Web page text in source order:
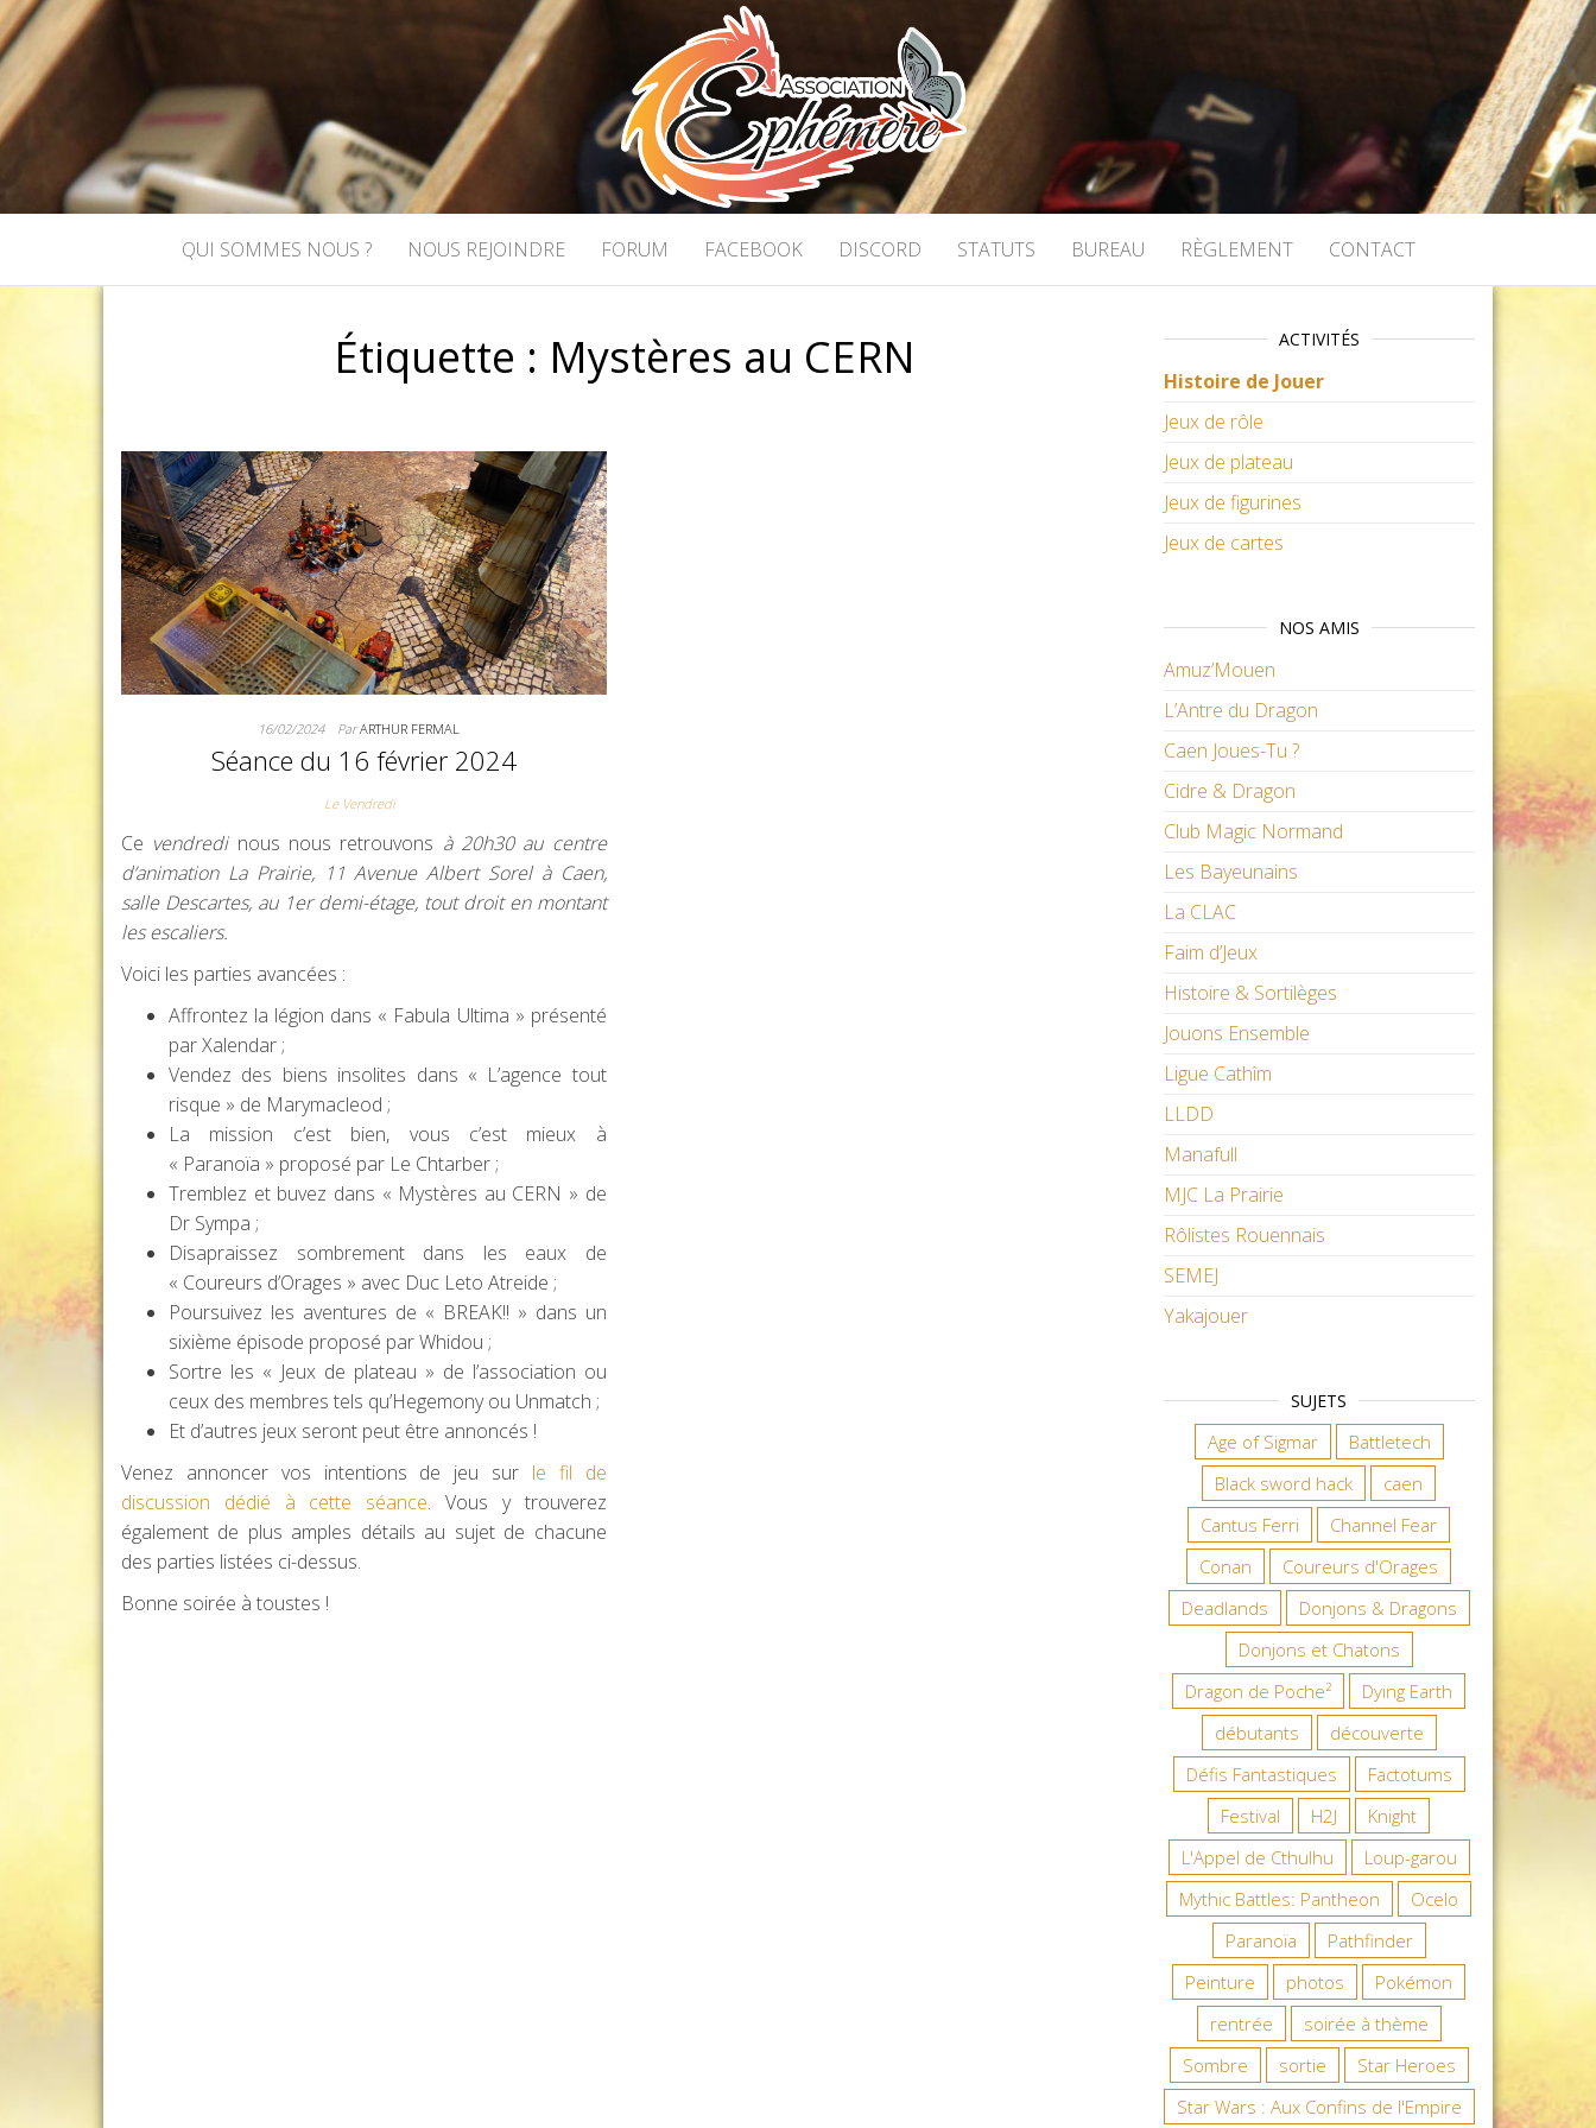
ASSOCIATION ÉPHÉMÈRE
QUI SOMMES NOUS ? NOUS REJOINDRE FORUM FACEBOOK DISCORD STATUTS BUREAU RÈGLEMENT CONTACT
Étiquette : Mystères au CERN
16/02/2024 ParARTHUR FERMAL
Séance du 16 février 2024
Le Vendredi
Ce vendredi nous nous retrouvons à 20h30 au centre
d’animation La Prairie, 11 Avenue Albert Sorel à Caen,
salle Descartes, au 1er demi-étage, tout droit en montant
les escaliers.
Voici les parties avancées :
Affrontez la légion dans « Fabula Ultima » présenté
par Xalendar ;
Vendez des biens insolites dans « L’agence tout
risque » de Marymacleod ;
La mission c’est bien, vous c’est mieux à
« Paranoïa » proposé par Le Chtarber ;
Tremblez et buvez dans « Mystères au CERN » de
Dr Sympa ;
Disapraissez sombrement dans les eaux de
« Coureurs d’Orages » avec Duc Leto Atreide ;
Poursuivez les aventures de « BREAK!! » dans un
sixième épisode proposé par Whidou ;
Sortre les « Jeux de plateau » de l’association ou
ceux des membres tels qu’Hegemony ou Unmatch ;
Et d’autres jeux seront peut être annoncés !
Venez annoncer vos intentions de jeu sur le fil de
discussion dédié à cette séance. Vous y trouverez
également de plus amples détails au sujet de chacune
des parties listées ci-dessus.
Bonne soirée à toustes !
ACTIVITÉS
Histoire de Jouer
Jeux de rôle
Jeux de plateau
Jeux de figurines
Jeux de cartes
NOS AMIS
Amuz’Mouen
L’Antre du Dragon
Caen Joues-Tu ?
Cidre & Dragon
Club Magic Normand
Les Bayeunains
La CLAC
Faim d’Jeux
Histoire & Sortilèges
Jouons Ensemble
Ligue Cathîm
LLDD
Manafull
MJC La Prairie
Rôlistes Rouennais
SEMEJ
Yakajouer
SUJETS
Age of Sigmar
Battletech
Black sword hack
caen
Cantus Ferri
Channel Fear
Conan
Coureurs d'Orages
Deadlands
Donjons & Dragons
Donjons et Chatons
Dragon de Poche²
Dying Earth
débutants
découverte
Défis Fantastiques
Factotums
Festival
H2J
Knight
L'Appel de Cthulhu
Loup-garou
Mythic Battles: Pantheon
Ocelo
Paranoïa
Pathfinder
Peinture
photos
Pokémon
rentrée
soirée à thème
Sombre
sortie
Star Heroes
Star Wars : Aux Confins de l'Empire